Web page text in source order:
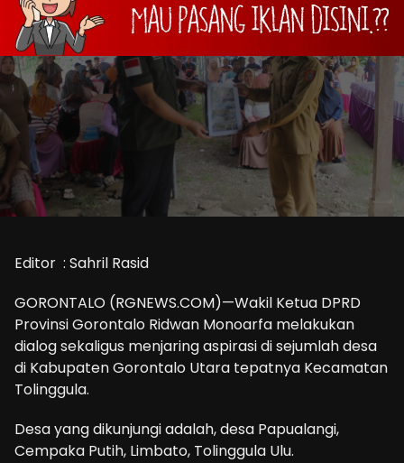
Editor : Sahril Rasid
GORONTALO (RGNEWS.COM)—Wakil Ketua DPRD
Provinsi Gorontalo Ridwan Monoarfa melakukan
dialog sekaligus menjaring aspirasi di sejumlah desa
di Kabupaten Gorontalo Utara tepatnya Kecamatan
Tolinggula.
Desa yang dikunjungi adalah, desa Papualangi,
Cempaka Putih, Limbato, Tolinggula Ulu.